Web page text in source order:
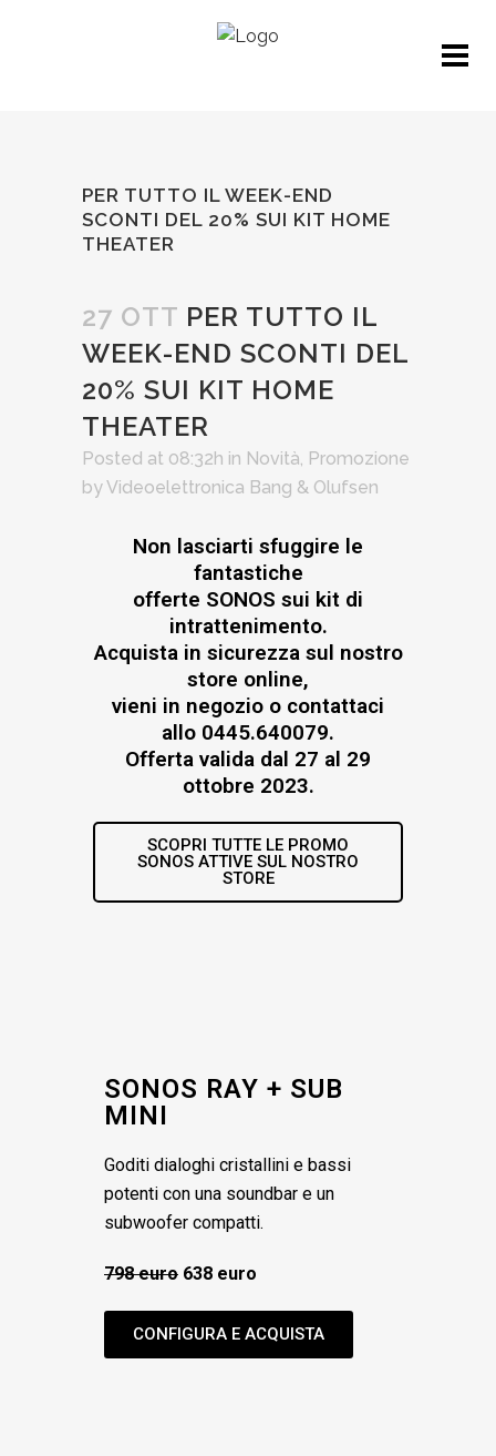
PER TUTTO IL WEEK-END
SCONTI DEL 20% SUI KIT HOME
THEATER
27 OTT PER TUTTO IL
WEEK-END SCONTI DEL
20% SUI KIT HOME
THEATER
Posted at 08:32h in Novità, Promozione
byVideoelettronica Bang & Olufsen
Non lasciarti sfuggire le
fantastiche
offerte SONOS sui kit di
intrattenimento.
Acquista in sicurezza sul nostro
store online,
vieni in negozio o contattaci
allo 0445.640079.
Offerta valida dal 27 al 29
ottobre 2023.
SCOPRI TUTTE LE PROMO
SONOS ATTIVE SUL NOSTRO
STORE
SONOS RAY + SUB
MINI
Goditi dialoghi cristallini e bassi
potenti con una soundbar e un
subwoofer compatti.
798 euro 638 euro
CONFIGURA E ACQUISTA